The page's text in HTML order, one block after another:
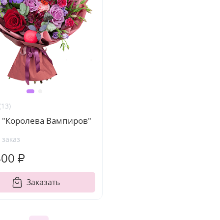
"Королева Вампиров"
₽
Заказать